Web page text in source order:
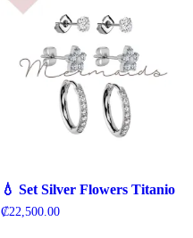
💧 Set Silver Flowers Titanio
₡22,500.00